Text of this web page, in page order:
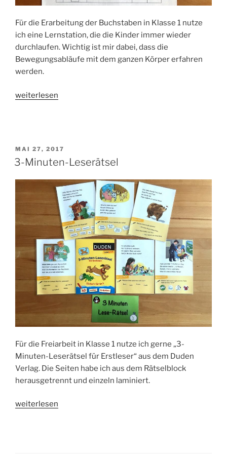
Für die Erarbeitung der Buchstaben in Klasse 1 nutze
ich eine Lernstation, die die Kinder immer wieder
durchlaufen. Wichtig ist mir dabei, dass die
Bewegungsabläufe mit dem ganzen Körper erfahren
werden.
„Erarbeitung
weiterlesen
VERÖFFENTLICHT
AM
MAI 27, 2017
3-Minuten-Leserätsel
Für die Freiarbeit in Klasse 1 nutze ich gerne „3-
Minuten-Leserätsel für Erstleser“ aus dem Duden
Verlag. Die Seiten habe ich aus dem Rätselblock
herausgetrennt und einzeln laminiert.
„3-
weiterlesen